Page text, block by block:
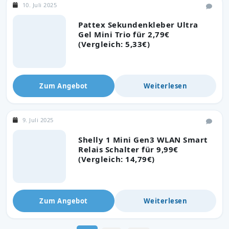
Pattex Sekundenkleber Ultra
Gel Mini Trio für 2,79€
(Vergleich: 5,33€)
10. Juli 2025
Zum Angebot Weiterlesen
Shelly 1 Mini Gen3 WLAN Smart
Relais Schalter für 9,99€
(Vergleich: 14,79€)
9. Juli 2025
Zum Angebot Weiterlesen